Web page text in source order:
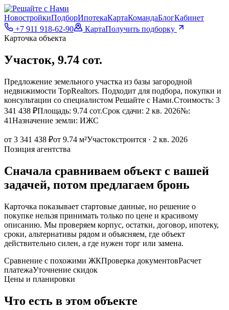
НовостройкиПодборИпотекаКартаКомандаБлогКабинет
+7 911 918-62-90
КартаПолучить подборку
Карточка объекта
Участок, 9.74 сот.
Предложение земельного участка из базы загородной
недвижимости TopRealtors. Подходит для подбора, покупки и
консультации со специалистом Решайте с Нами.Стоимость: 3
341 438 ₽Площадь: 9.74 сот.Срок сдачи: 2 кв. 2026№:
41Назначение земли: ИЖС
от 3 341 438 ₽от 9.74 м²Участокстроится · 2 кв. 2026
Позиция агентства
Сначала сравниваем объект с вашей
задачей, потом предлагаем бронь
Карточка показывает стартовые данные, но решение о
покупке нельзя принимать только по цене и красивому
описанию. Мы проверяем корпус, остатки, договор, ипотеку,
сроки, альтернативы рядом и объясняем, где объект
действительно силен, а где нужен торг или замена.
Сравнение с похожими ЖКПроверка документовРасчет
платежаУточнение скидок
Цены и планировки
Что есть в этом объекте